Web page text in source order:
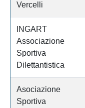
Vercelli
INGART
Associazione
Sportiva
Dilettantistica
Asociazione
Sportiva